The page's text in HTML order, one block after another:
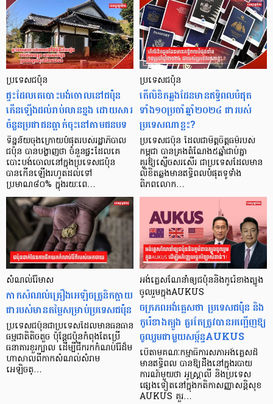
ប្រទេសជប៉ុន
ផ្ទះដែលគេបោះបង់ចោលនៅជប៉ុន
កើនឡើងដល់រាប់លានខ្នង ដោយសារ
ចំនួនប្រជាជនធ្លាក់ចុះនៅតាមជនបទ
ទិន្នន័យចុងក្រោយបំផុតរបស់រដ្ឋាភិបាល
ជប៉ុន បានបង្ហាញថា ចំនួនផ្ទះដែលគេ
បោះបង់ចោលនៅក្នុងប្រទេសជប៉ុន
បានកើនឡើងរហូតដល់ទៅ
ប្រមាណ៨០% ក្នុងរយៈពេ…
ប្រទេសជប៉ុន
តើលិខិតឆ្លងដែនមានឥទ្ធិពលបំផុត
ទាំង១០ប្រចាំឆ្នាំ២០២៤ ជារបស់
ប្រទេសណាខ្លះ?
ប្រទេសជប៉ុន ដែលជាមិត្តចិត្តធម៌របស់
កម្ពុជា បានគ្រងតំណែង៥ឆ្នាំជាប់គ្នា
គួរឱ្យស្ញើចសរសើរ ជាប្រទេសដែលមាន
លិខិតឆ្លងមានឥទ្ធិពលបំផុតទូទាំង
ពិភពលោក…
សំណល់រ៉ែមាស
កាកសំណល់គ្រឿងអេឡិចត្រូនិកក្លាយ
ជារបស់មានតម្លៃសម្រាប់ប្រទេសជប៉ុន
ប្រទេសជប៉ុនជាប្រទេសដែលមានធនធាន
ធម្មជាតិតិចតួច ប៉ុន្តែជប៉ុនកំពុងតែប្រើ
ធនាគារខួរក្បាល ដើម្បីជីករកកំណប់រ៉ែដ៏ម
ហាសាលពីកាកសំណល់សំរាម
អេឡិចត្…
អង់គ្លេសណែនាំឲ្យជប៉ុននិងកូរ៉េខាងត្បូង
ចូលរួមក្នុងAUKUS
ចក្រភពអង់គ្លេសថា ប្រទេសជប៉ុន និង
កូរ៉េខាងត្បូង គួរតែត្រូវបានអញ្ជើញឱ្យ
ចូលរួមជាមួយសម្ព័ន្ធAUKUS
បើតាមគណៈកម្មាធិការសភាអង់គ្លេសដ៏
មានឥទ្ធិពល បានឱ្យដឹងនៅក្នុងរបាយ
ការណ៍មួយថា អូស្ត្រាលី និងប្រទេស
ផ្សេងទៀតនៅក្នុងកតិកាសញ្ញាសន្តិសុខ
AUKUS គួរ…